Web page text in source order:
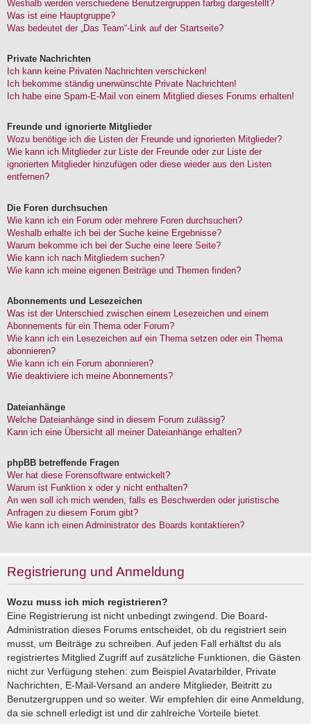
Weshalb werden verschiedene Benutzergruppen farbig dargestellt?
Was ist eine Hauptgruppe?
Was bedeutet der „Das Team“-Link auf der Startseite?
Private Nachrichten
Ich kann keine Privaten Nachrichten verschicken!
Ich bekomme ständig unerwünschte Private Nachrichten!
Ich habe eine Spam-E-Mail von einem Mitglied dieses Forums erhalten!
Freunde und ignorierte Mitglieder
Wozu benötige ich die Listen der Freunde und ignorierten Mitglieder?
Wie kann ich Mitglieder zur Liste der Freunde oder zur Liste der
ignorierten Mitglieder hinzufügen oder diese wieder aus den Listen
entfernen?
Die Foren durchsuchen
Wie kann ich ein Forum oder mehrere Foren durchsuchen?
Weshalb erhalte ich bei der Suche keine Ergebnisse?
Warum bekomme ich bei der Suche eine leere Seite?
Wie kann ich nach Mitgliedern suchen?
Wie kann ich meine eigenen Beiträge und Themen finden?
Abonnements und Lesezeichen
Was ist der Unterschied zwischen einem Lesezeichen und einem
Abonnements für ein Thema oder Forum?
Wie kann ich ein Lesezeichen auf ein Thema setzen oder ein Thema
abonnieren?
Wie kann ich ein Forum abonnieren?
Wie deaktiviere ich meine Abonnements?
Dateianhänge
Welche Dateianhänge sind in diesem Forum zulässig?
Kann ich eine Übersicht all meiner Dateianhänge erhalten?
phpBB betreffende Fragen
Wer hat diese Forensoftware entwickelt?
Warum ist Funktion x oder y nicht enthalten?
An wen soll ich mich wenden, falls es Beschwerden oder juristische
Anfragen zu diesem Forum gibt?
Wie kann ich einen Administrator des Boards kontaktieren?
Registrierung und Anmeldung
Wozu muss ich mich registrieren?
Eine Registrierung ist nicht unbedingt zwingend. Die Board-
Administration dieses Forums entscheidet, ob du registriert sein
musst, um Beiträge zu schreiben. Auf jeden Fall erhältst du als
registriertes Mitglied Zugriff auf zusätzliche Funktionen, die Gästen
nicht zur Verfügung stehen: zum Beispiel Avatarbilder, Private
Nachrichten, E-Mail-Versand an andere Mitglieder, Beitritt zu
Benutzergruppen und so weiter. Wir empfehlen dir eine Anmeldung,
da sie schnell erledigt ist und dir zahlreiche Vorteile bietet.